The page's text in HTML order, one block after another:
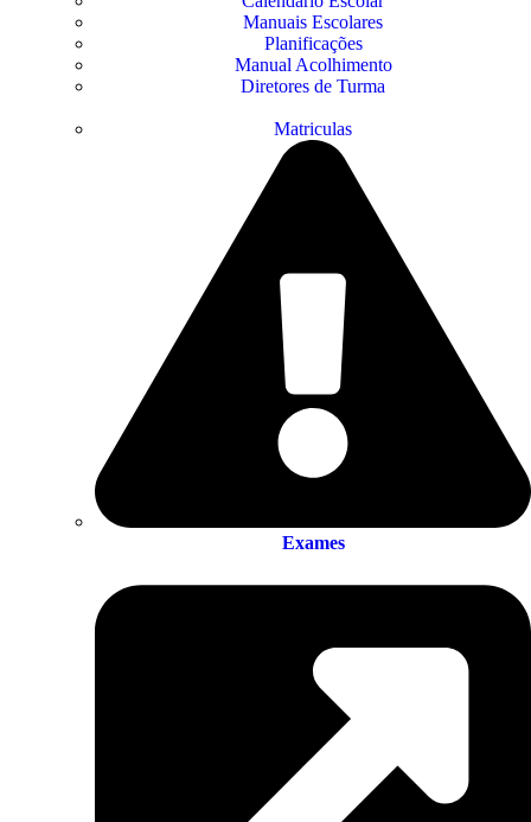
Manuais Escolares
Planificações
Manual Acolhimento
Diretores de Turma
Matriculas
Exames